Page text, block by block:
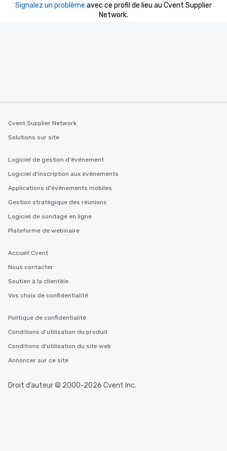
Signalez un problème avec ce profil de lieu au Cvent Supplier
Network.
Cvent Supplier Network
Solutions sur site
Logiciel de gestion d'événement
Logiciel d'inscription aux événements
Applications d'événements mobiles
Gestion stratégique des réunions
Logiciel de sondage en ligne
Plateforme de webinaire
Accueil Cvent
Nous contacter
Soutien à la clientèle
Vos choix de confidentialité
Politique de confidentialité
Conditions d’utilisation du produit
Conditions d’utilisation du site web
Annoncer sur ce site
Droit d’auteur © 2000-2026 Cvent Inc.